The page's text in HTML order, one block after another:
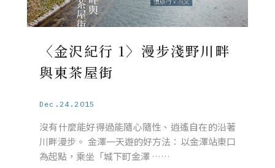
〈金沢紀行 1〉漫步淺野川畔
與東茶屋街
Dec.24.2015
沒有什麼能好得過能隨心隨性、逍遙自在的沿著
川畔漫步。 金澤一天遊的好方法：以金澤站東口
為起點，乘坐「城下町金澤 ……